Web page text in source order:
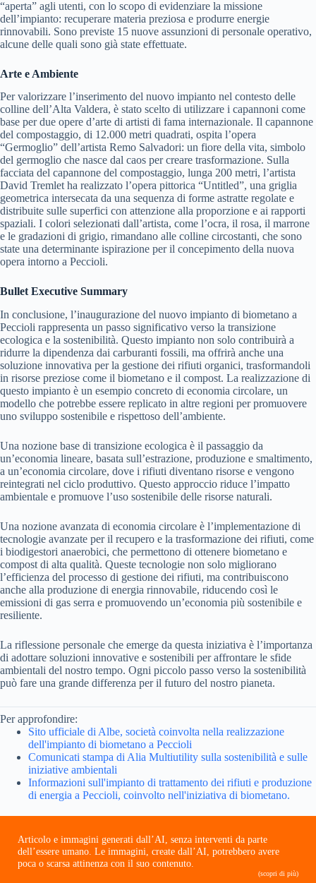
“aperta” agli utenti, con lo scopo di evidenziare la missione
dell’impianto: recuperare materia preziosa e produrre energie
rinnovabili. Sono previste 15 nuove assunzioni di personale operativo,
alcune delle quali sono già state effettuate.
Arte e Ambiente
Per valorizzare l’inserimento del nuovo impianto nel contesto delle
colline dell’Alta Valdera, è stato scelto di utilizzare i capannoni come
base per due opere d’arte di artisti di fama internazionale. Il capannone
del compostaggio, di 12.000 metri quadrati, ospita l’opera
“Germoglio” dell’artista Remo Salvadori: un fiore della vita, simbolo
del germoglio che nasce dal caos per creare trasformazione. Sulla
facciata del capannone del compostaggio, lunga 200 metri, l’artista
David Tremlet ha realizzato l’opera pittorica “Untitled”, una griglia
geometrica intersecata da una sequenza di forme astratte regolate e
distribuite sulle superfici con attenzione alla proporzione e ai rapporti
spaziali. I colori selezionati dall’artista, come l’ocra, il rosa, il marrone
e le gradazioni di grigio, rimandano alle colline circostanti, che sono
state una determinante ispirazione per il concepimento della nuova
opera intorno a Peccioli.
Bullet Executive Summary
In conclusione, l’inaugurazione del nuovo impianto di biometano a
Peccioli rappresenta un passo significativo verso la transizione
ecologica e la sostenibilità. Questo impianto non solo contribuirà a
ridurre la dipendenza dai carburanti fossili, ma offrirà anche una
soluzione innovativa per la gestione dei rifiuti organici, trasformandoli
in risorse preziose come il biometano e il compost. La realizzazione di
questo impianto è un esempio concreto di economia circolare, un
modello che potrebbe essere replicato in altre regioni per promuovere
uno sviluppo sostenibile e rispettoso dell’ambiente.
Una nozione base di transizione ecologica è il passaggio da
un’economia lineare, basata sull’estrazione, produzione e smaltimento,
a un’economia circolare, dove i rifiuti diventano risorse e vengono
reintegrati nel ciclo produttivo. Questo approccio riduce l’impatto
ambientale e promuove l’uso sostenibile delle risorse naturali.
Una nozione avanzata di economia circolare è l’implementazione di
tecnologie avanzate per il recupero e la trasformazione dei rifiuti, come
i biodigestori anaerobici, che permettono di ottenere biometano e
compost di alta qualità. Queste tecnologie non solo migliorano
l’efficienza del processo di gestione dei rifiuti, ma contribuiscono
anche alla produzione di energia rinnovabile, riducendo così le
emissioni di gas serra e promuovendo un’economia più sostenibile e
resiliente.
La riflessione personale che emerge da questa iniziativa è l’importanza
di adottare soluzioni innovative e sostenibili per affrontare le sfide
ambientali del nostro tempo. Ogni piccolo passo verso la sostenibilità
può fare una grande differenza per il futuro del nostro pianeta.
Per approfondire:
Sito ufficiale di Albe, società coinvolta nella realizzazione
dell'impianto di biometano a Peccioli
Comunicati stampa di Alia Multiutility sulla sostenibilità e sulle
iniziative ambientali
Informazioni sull'impianto di trattamento dei rifiuti e produzione
di energia a Peccioli, coinvolto nell'iniziativa di biometano.
Articolo e immagini generati dall’AI, senza interventi da parte
dell’essere umano. Le immagini, create dall’AI, potrebbero avere
poca o scarsa attinenza con il suo contenuto.
(scopri di più)